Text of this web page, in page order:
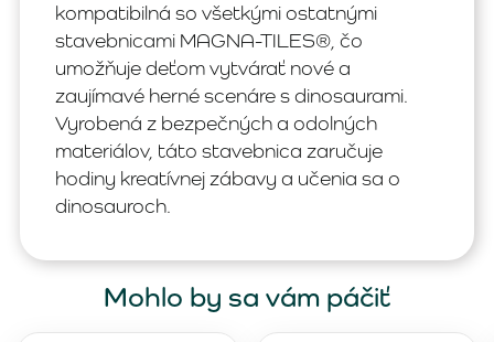
kompatibilná so všetkými ostatnými
stavebnicami MAGNA-TILES®, čo
umožňuje deťom vytvárať nové a
zaujímavé herné scenáre s dinosaurami.
Vyrobená z bezpečných a odolných
materiálov, táto stavebnica zaručuje
hodiny kreatívnej zábavy a učenia sa o
dinosauroch.
Mohlo by sa vám páčiť